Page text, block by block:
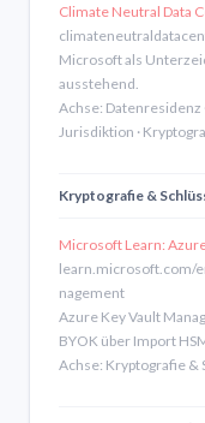
Climate Neutral Data
Microsoft als
ausstehend.
Achse: Datenresidenz
Jurisdiktion ·
Kryptografie &
Microsoft Learn:
learn.microsoft.com/
nagement
Azure Key Vault
BYOK über Import
Achse: Kryptografie